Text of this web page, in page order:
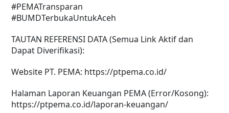
#PEMATransparan
#BUMDTerbukaUntukAceh
TAUTAN REFERENSI DATA (Semua Link Aktif dan
Dapat Diverifikasi):
Website PT. PEMA: https://ptpema.co.id/
Halaman Laporan Keuangan PEMA (Error/Kosong):
https://ptpema.co.id/laporan-keuangan/